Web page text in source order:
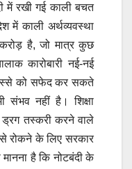
रखी गई काली बचत
में काली अर्थव्यवस्था
है, जो मात्र कुछ
कारोबारी नई-नई
को सफेद कर सकते
संभव नहीं है। शिक्षा
ड्रग तस्करी करने वाले
रोकने के लिए सरकार
मानना है कि नोटबंदी के